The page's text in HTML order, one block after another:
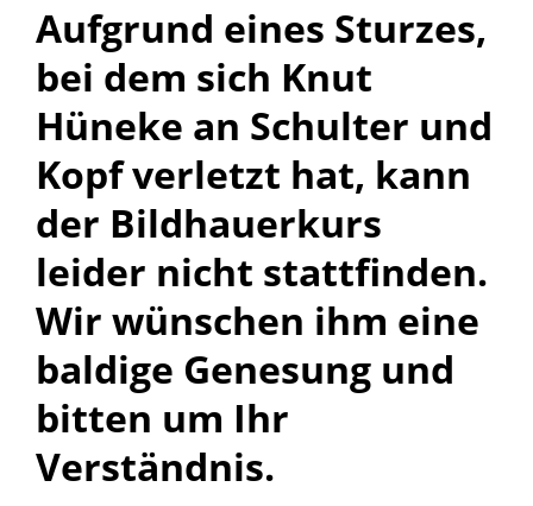
Aufgrund eines Sturzes,
bei dem sich Knut
Hüneke an Schulter und
Kopf verletzt hat, kann
der Bildhauerkurs
leider nicht stattfinden.
Wir wünschen ihm eine
baldige Genesung und
bitten um Ihr
Verständnis.